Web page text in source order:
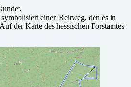
einen Reitweg, den es in
der Karte des hessischen Forstamtes